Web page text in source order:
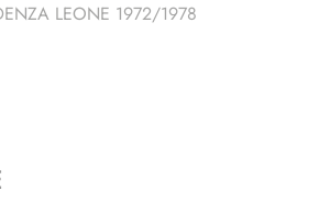
LEONE 1972/1978